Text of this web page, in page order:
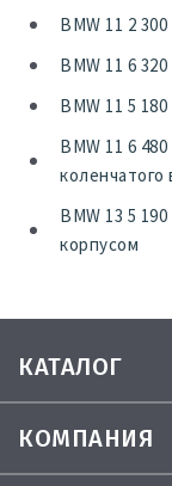
BMW 11 2
BMW 11 6
BMW 11 5
BMW 11 6
BMW 13 5
корпусом
КАТАЛОГ
КОМПАНИЯ